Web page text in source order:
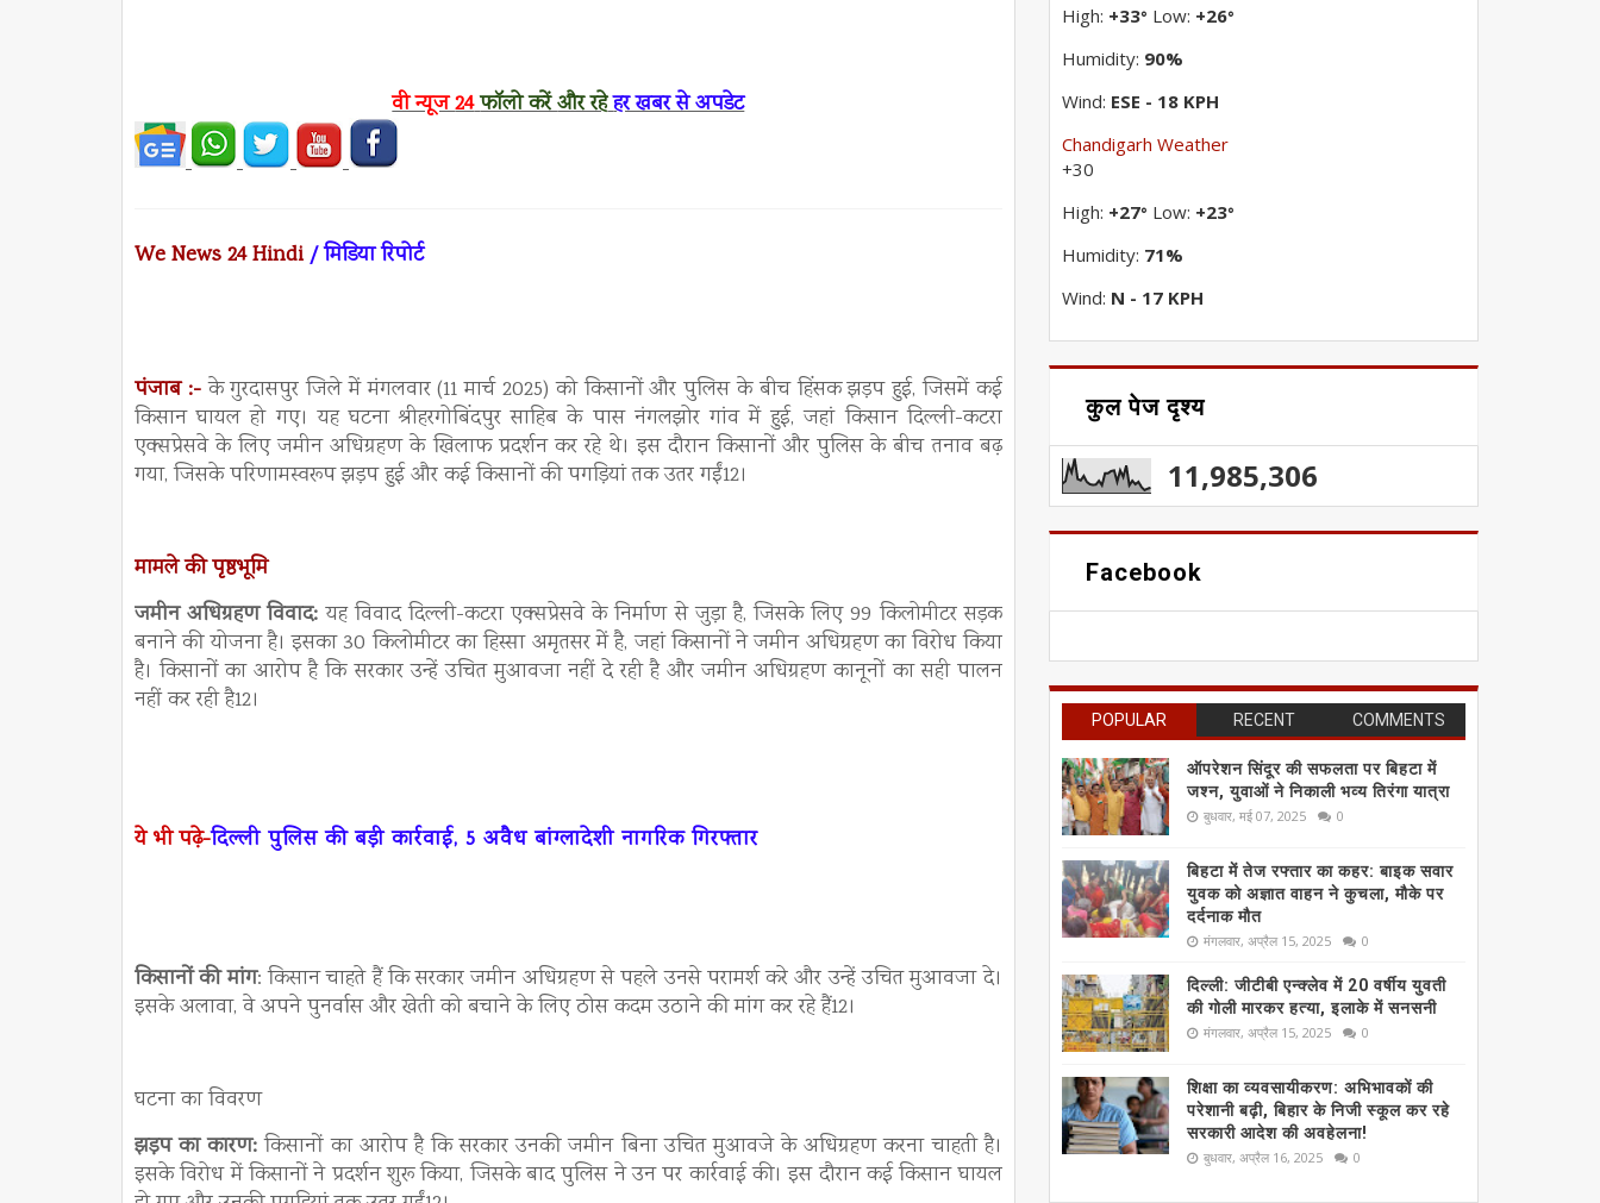
वी न्यूज24फॉलो करेंऔर रहेहर खबर से अपडेट
We News 24 Hindi/ मिडिया रिपोर्ट
पंजाब :-के गुरदासपुर जिले में मंगलवार (11 मार्च 2025) को किसानों और पुलिस के बीच हिंसक झड़प हुई, जिसमें कई
किसान घायल हो गए। यह घटना श्रीहरगोबिंदपुर साहिब के पास नंगलझोर गांव में हुई, जहां किसान दिल्ली-कटरा
एक्सप्रेसवे के लिए जमीन अधिग्रहण के खिलाफ प्रदर्शन कर रहे थे। इस दौरान किसानों और पुलिस के बीच तनाव बढ़
गया, जिसके परिणामस्वरूप झड़प हुई और कई किसानों की पगड़ियां तक उतर गईं12।
मामले की पृष्ठभूमि
जमीन अधिग्रहण विवाद: यह विवाद दिल्ली-कटरा एक्सप्रेसवे के निर्माण से जुड़ा है, जिसके लिए 99 किलोमीटर सड़क
बनाने की योजना है। इसका 30 किलोमीटर का हिस्सा अमृतसर में है, जहां किसानों ने जमीन अधिग्रहण का विरोध किया
है। किसानों का आरोप है कि सरकार उन्हें उचित मुआवजा नहीं दे रही है और जमीन अधिग्रहण कानूनों का सही पालन
नहीं कर रही है12।
ये भी पढ़े-दिल्ली पुलिस की बड़ी कार्रवाई, 5 अवैध बांग्लादेशी नागरिक गिरफ्तार
किसानों की मांग: किसान चाहते हैं कि सरकार जमीन अधिग्रहण से पहले उनसे परामर्श करे और उन्हें उचित मुआवजा दे।
इसके अलावा, वे अपने पुनर्वास और खेती को बचाने के लिए ठोस कदम उठाने की मांग कर रहे हैं12।
घटना का विवरण
झड़प का कारण:किसानों का आरोप है कि सरकार उनकी जमीन बिना उचित मुआवजे के अधिग्रहण करना चाहती है।
इसके विरोध में किसानों ने प्रदर्शन शुरू किया, जिसके बाद पुलिस ने उन पर कार्रवाई की। इस दौरान कई किसान घायल
High: +33° Low: +26°
Humidity: 90%
Wind: ESE - 18 KPH
Chandigarh Weather
+30
High: +27° Low: +23°
Humidity: 71%
Wind: N - 17 KPH
कुल पेज दृश्य
11,985,306
Facebook
POPULAR RECENT COMMENTS
ऑपरेशन सिंदूर की सफलता पर बिहटा में
जश्न, युवाओं ने निकाली भव्य तिरंगा यात्रा
बुधवार, मई 07, 2025 0
बिहटा में तेज रफ्तार का कहर: बाइक सवार
युवक को अज्ञात वाहन ने कुचला, मौके पर
दर्दनाक मौत
मंगलवार, अप्रैल 15, 2025 0
दिल्ली: जीटीबी एन्क्लेव में 20 वर्षीय युवती
की गोली मारकर हत्या, इलाके में सनसनी
मंगलवार, अप्रैल 15, 2025 0
शिक्षा का व्यवसायीकरण: अभिभावकों की
परेशानी बढ़ी, बिहार के निजी स्कूल कर रहे
सरकारी आदेश की अवहेलना!
बुधवार, अप्रैल 16, 2025 0